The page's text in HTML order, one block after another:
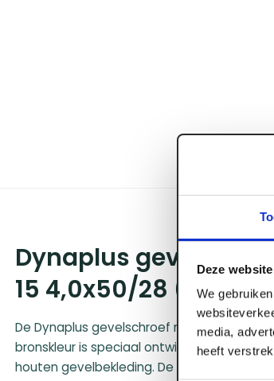
Deze
We
media,
heeft
Dynaplus
15 4,0x50/28 (1500)
De Dynaplus gevelschroef met
bronskleur is speciaal ontwikkeld voor de
houten gevelbekleding. De unieke Anti-